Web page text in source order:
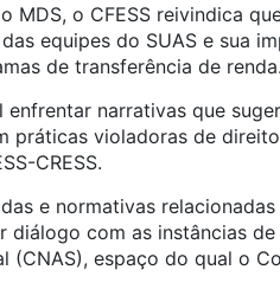
MDS, o CFESS reivindica
equipes do SUAS e sua
de transferência de renda.
enfrentar narrativas que
práticas violadoras de
CRESS.
e normativas
diálogo com as instâncias
(CNAS), espaço do qual o